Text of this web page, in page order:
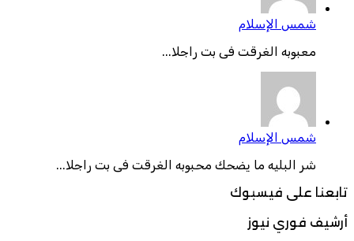
شمس الإسلام
معبوبه الغرقت فى بت راجلا...
شمس الإسلام
شر البليه ما يضحك محبوبه الغرقت فى بت راجلا...
تابعنا على فيسبوك
أرشيف فوري نيوز